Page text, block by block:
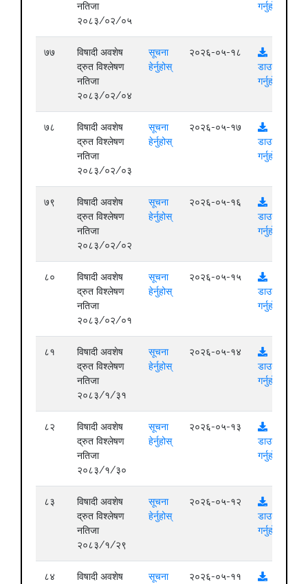
नतिजा
२०८३/०२/०५
गर्नुहोस्
७७
विषादी अवशेष
द्रुत विश्लेषण
नतिजा
२०८३/०२/०४
सूचना
हेर्नुहोस्
२०२६-०५-१८
डाउनलोड
गर्नुहोस्
७८
विषादी अवशेष
द्रुत विश्लेषण
नतिजा
२०८३/०२/०३
सूचना
हेर्नुहोस्
२०२६-०५-१७
डाउनलोड
गर्नुहोस्
७९
विषादी अवशेष
द्रुत विश्लेषण
नतिजा
२०८३/०२/०२
सूचना
हेर्नुहोस्
२०२६-०५-१६
डाउनलोड
गर्नुहोस्
८०
विषादी अवशेष
द्रुत विश्लेषण
नतिजा
२०८३/०२/०१
सूचना
हेर्नुहोस्
२०२६-०५-१५
डाउनलोड
गर्नुहोस्
८१
विषादी अवशेष
द्रुत विश्लेषण
नतिजा
२०८३/१/३१
सूचना
हेर्नुहोस्
२०२६-०५-१४
डाउनलोड
गर्नुहोस्
८२
विषादी अवशेष
द्रुत विश्लेषण
नतिजा
२०८३/१/३०
सूचना
हेर्नुहोस्
२०२६-०५-१३
डाउनलोड
गर्नुहोस्
८३
विषादी अवशेष
द्रुत विश्लेषण
नतिजा
२०८३/१/२९
सूचना
हेर्नुहोस्
२०२६-०५-१२
डाउनलोड
गर्नुहोस्
८४ विषादी अवशेष सूचना २०२६-०५-११